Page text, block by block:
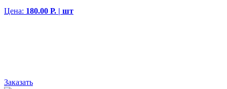
Цена: 180.00 Р. | шт
Заказать